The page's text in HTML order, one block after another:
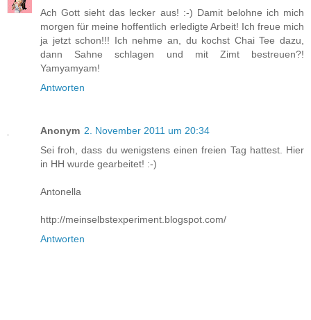
Ach Gott sieht das lecker aus! :-) Damit belohne ich mich
morgen für meine hoffentlich erledigte Arbeit! Ich freue mich
ja jetzt schon!!! Ich nehme an, du kochst Chai Tee dazu,
dann Sahne schlagen und mit Zimt bestreuen?!
Yamyamyam!
Antworten
Anonym 2. November 2011 um 20:34
Sei froh, dass du wenigstens einen freien Tag hattest. Hier
in HH wurde gearbeitet! :-)
Antonella
http://meinselbstexperiment.blogspot.com/
Antworten